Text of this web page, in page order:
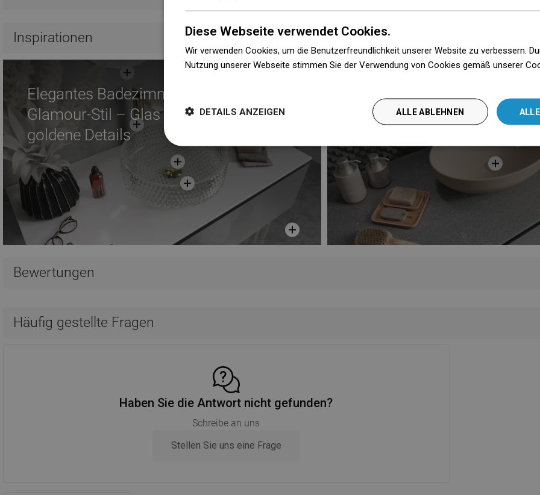
Inspirationen
Elegantes Badezimmer im
Glamour-Stil – Glas und
goldene Details
Rustikale Badezimmer mit
natürlichen Brauntönen und
Häufig gestellte Fragen
Haben Sie die Antwort nicht gefunden?
Schreibe an uns
Stellen Sie uns eine Frage
Bewertungen
Diese Webseite verwendet Cookies.
Wir verwenden Cookies, um die Benutzerfreundlichkeit unserer Website zu verbessern.
Nutzung unserer Webseite stimmen Sie der Verwendung von Cookies gemäß unserer
ALLE ABLEHNEN
DETAILS ANZEIGEN